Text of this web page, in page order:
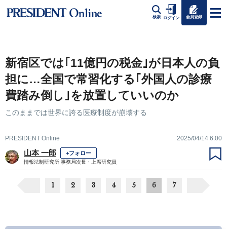
検索 ログイン 会員登録
新宿区では｢11億円の税金｣が日本人の負
担に…全国で常習化する｢外国人の診療
費踏み倒し｣を放置していいのか
このままでは世界に誇る医療制度が崩壊する
PRESIDENT Online 2025/04/14 6:00
山本 一郎 +フォロー
情報法制研究所 事務局次長・上席研究員
1 2 3 4 5 6 7